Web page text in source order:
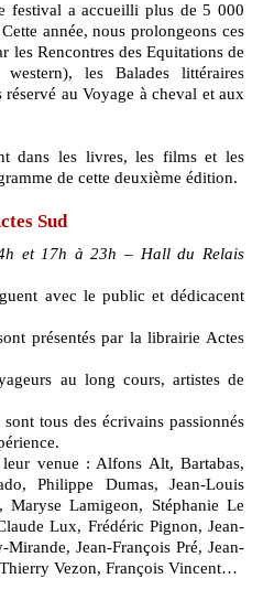
festival a accueilli plus de 5 000
année, nous prolongeons ces
les Rencontres des Equitations de
les Balades littéraires
réservé au Voyage à cheval et aux
dans les livres, les films et les
de cette deuxième édition.
Sud
avec le public et dédicacent
présentés par la librairie Actes
au long cours, artistes de
tous des écrivains passionnés
venue : Alfons Alt, Bartabas,
Philippe Dumas, Jean-Louis
Maryse Lamigeon, Stéphanie Le
Lux, Frédéric Pignon, Jean-
Jean-François Pré, Jean-
Vezon, François Vincent…